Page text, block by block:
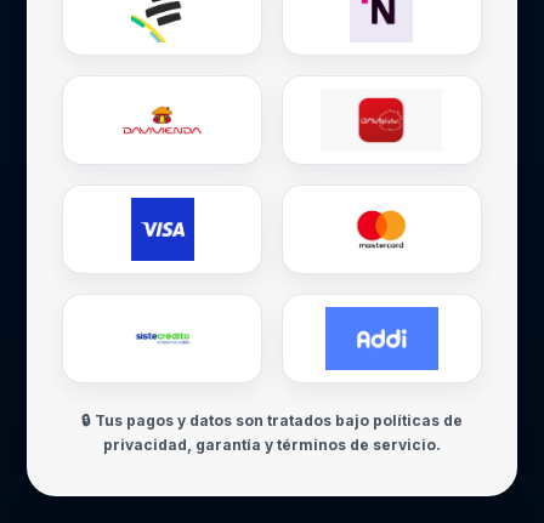
🔒 Tus pagos y datos son tratados bajo políticas de
privacidad, garantía y términos de servicio.